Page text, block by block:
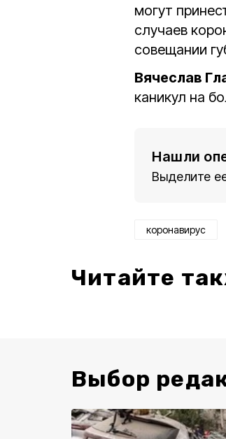
могут
случаев
совещании
Вячеслав
каникул на
Нашли
Выделите
коронавирус
Читайте
Выбор